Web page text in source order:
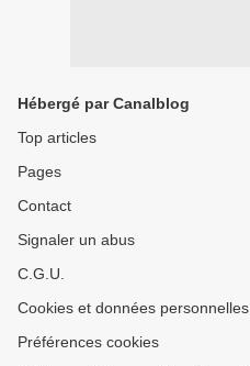
Hébergé par Canalblog
Top articles
Pages
Contact
Signaler un abus
C.G.U.
Cookies et données personnelles
Préférences cookies